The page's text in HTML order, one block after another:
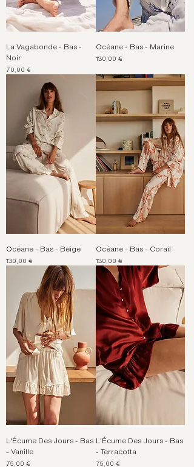
La Vagabonde - Bas -
Noir
Prix
70,00 €
Océane - Bas - Marine
Prix
130,00 €
Océane - Bas - Beige
Prix
130,00 €
Océane - Bas - Corail
Prix
130,00 €
L'Écume Des Jours - Bas
- Vanille
Prix
75,00 €
L'Écume Des Jours - Bas
- Terracotta
Prix
75,00 €